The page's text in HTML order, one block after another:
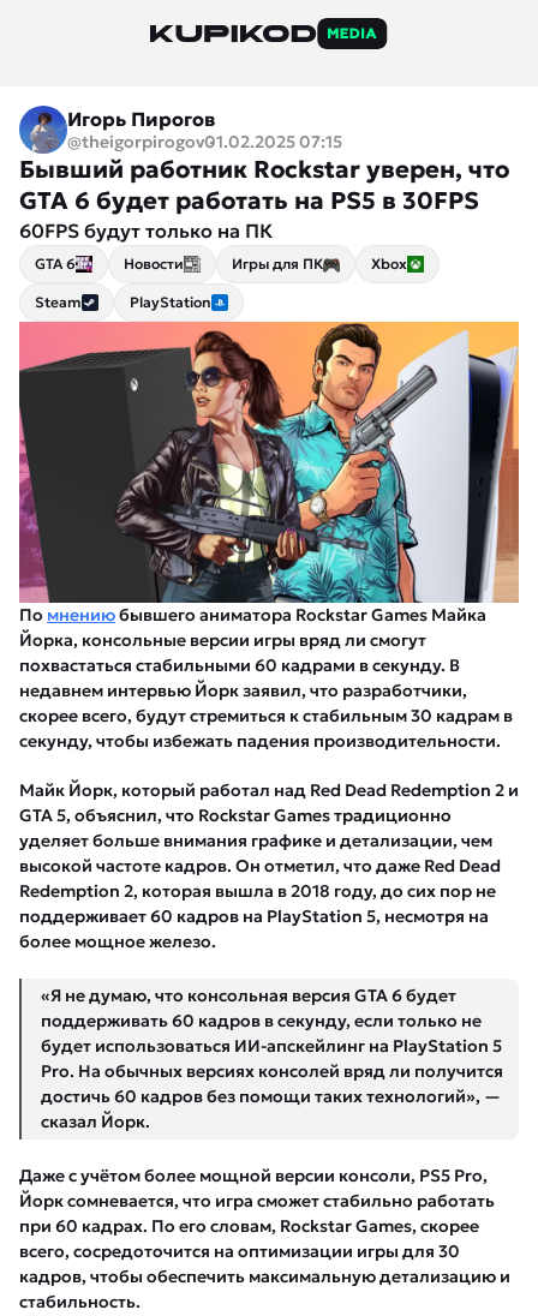
Игорь Пирогов
@theigorpirogov01.02.2025 07:15
Бывший работник Rockstar уверен, что
GTA 6 будет работать на PS5 в 30FPS
60FPS будут только на ПК
GTA 6 Новости Игры для ПК Xbox
Steam PlayStation
По мнениюбывшего аниматора Rockstar Games Майка
Йорка, консольные версии игры вряд ли смогут
похвастаться стабильными 60 кадрами в секунду. В
недавнем интервью Йорк заявил, что разработчики,
скорее всего, будут стремиться к стабильным 30 кадрам в
секунду, чтобы избежать падения производительности.
Майк Йорк, который работал над Red Dead Redemption 2 и
GTA 5, объяснил, что Rockstar Games традиционно
уделяет больше внимания графике и детализации, чем
высокой частоте кадров. Он отметил, что даже Red Dead
Redemption 2, которая вышла в 2018 году, до сих пор не
поддерживает 60 кадров на PlayStation 5, несмотря на
более мощное железо.
«Я не думаю, что консольная версия GTA 6 будет
поддерживать 60 кадров в секунду, если только не
будет использоваться ИИ-апскейлинг на PlayStation 5
Pro. На обычных версиях консолей вряд ли получится
достичь 60 кадров без помощи таких технологий», —
сказал Йорк.
Даже с учётом более мощной версии консоли, PS5 Pro,
Йорк сомневается, что игра сможет стабильно работать
при 60 кадрах. По его словам, Rockstar Games, скорее
всего, сосредоточится на оптимизации игры для 30
кадров, чтобы обеспечить максимальную детализацию и
стабильность.